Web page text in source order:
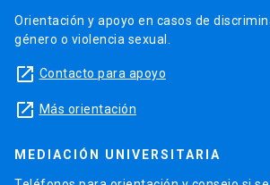
Orientación y apoyo en casos de
género o violencia sexual.
launch Contacto para apoyo
launch Más orientación
MEDIACIÓN UNIVERSITARIA